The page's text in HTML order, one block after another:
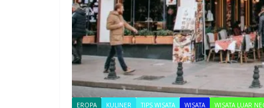
EROPA KULINER TIPS WISATA WISATA WISATA LUAR